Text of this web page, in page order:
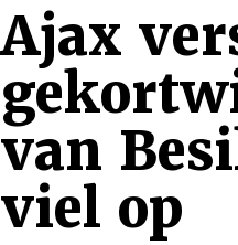
Ajax
van
viel op